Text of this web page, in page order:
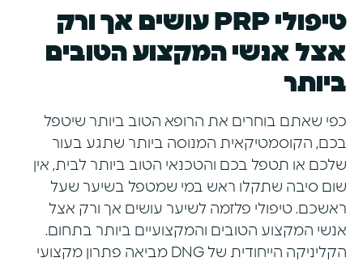
טיפולי PRP עושים אך ורק
אצל אנשי המקצוע הטובים
ביותר
כפי שאתם בוחרים את הרופא הטוב ביותר שיטפל
בכם, הקוסמטיקאית המנוסה ביותר שתגע בעור
שלכם או תטפל בכם והטכנאי הטוב ביותר לבית, אין
שום סיבה שתקלו ראש במי שמטפל בשיער שעל
ראשכם. טיפולי פלזמה לשיער עושים אך ורק אצל
אנשי המקצוע הטובים והמקצועיים ביותר בתחום.
הקליניקה הייחודית של DNG מביאה פתרון מקצועי